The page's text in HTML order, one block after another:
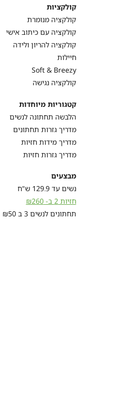
קולקציות
קולקציה מנומרת
קולקציה עם כיתוב אישי
קולקציה להריון ולידה
חיילות
Soft & Breezy
קולקציה נגישה
קטגוריות מיוחדות
הלבשה תחתונה לנשים
מדריך גזרות תחתונים
מדריך מידות חזיות
מדריך גזרות חזיות
מבצעים
נשים עד 129.9 ש"ח
חזיות 2 ב- ₪260
תחתונים לנשים 3 ב ₪50